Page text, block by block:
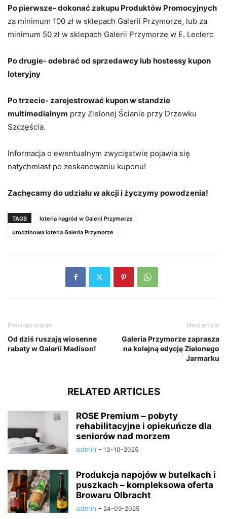
Po pierwsze- dokonać zakupu Produktów Promocyjnych
za minimum 100 zł w sklepach Galerii Przymorze, lub za
minimum 50 zł w sklepach Galerii Przymorze w E. Leclerc
Po drugie- odebrać od sprzedawcy lub hostessy kupon
loteryjny
Po trzecie- zarejestrować kupon w standzie
multimedialnym przy Zielonej Ścianie przy Drzewku
Szczęścia.
Informacja o ewentualnym zwycięstwie pojawia się
natychmiast po zeskanowaniu kuponu!
Zachęcamy do udziału w akcji i życzymy powodzenia!
TAGS
loteria nagród w Galerii Przymorze
urodzinowa loteria Galeria Przymorze
Previous article
Od dziś ruszają wiosenne
rabaty w Galerii Madison!
Next article
Galeria Przymorze zaprasza
na kolejną edycję Zielonego
Jarmarku
RELATED ARTICLES
ROSE Premium – pobyty
rehabilitacyjne i opiekuńcze dla
seniorów nad morzem
admin - 13-10-2025
Produkcja napojów w butelkach i
puszkach – kompleksowa oferta
Browaru Olbracht
admin - 24-09-2025